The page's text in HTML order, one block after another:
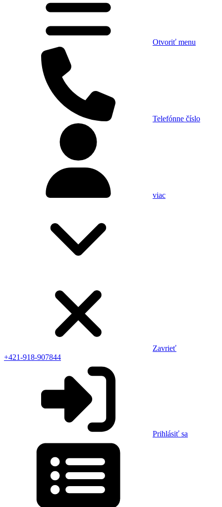
Otvoriť menu
Telefónne číslo
viac
Zavrieť
+421-918-907844
Prihlásiť sa